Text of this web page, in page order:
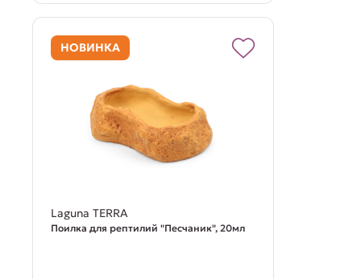
НОВИНКА
Laguna TERRA
Поилка для рептилий "Песчаник", 20мл